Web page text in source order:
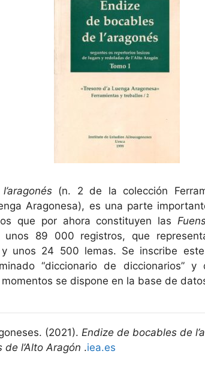
(n. 2 de la colección
Aragonesa), es una parte
que por ahora constituyen las
unos 89 000 registros, que
unos 24 500 lemas. Se inscribe
“diccionario de diccionarios”
se dispone en la base de
(2021). Endize de bocables de
l’Alto Aragón .iea.es